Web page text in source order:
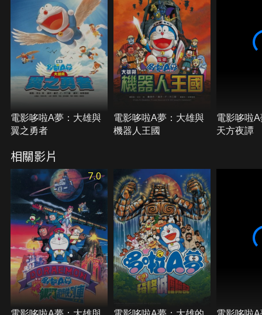
電影哆啦A夢：大雄與
翼之勇者
電影哆啦A夢：大雄與
機器人王國
電影哆啦
天方夜譚
相關影片
7.0